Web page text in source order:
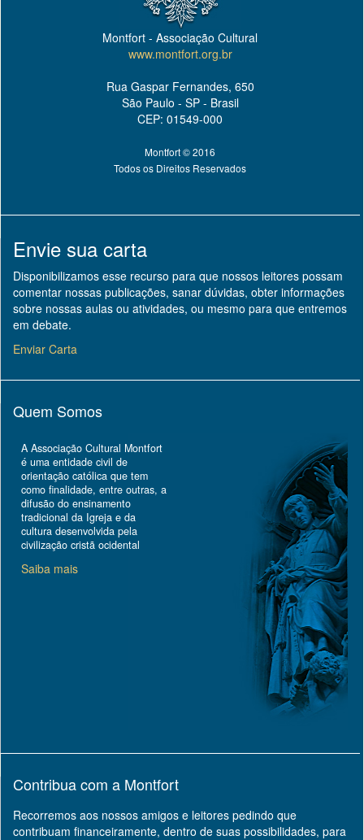
Montfort - Associação Cultural
www.montfort.org.br
Rua Gaspar Fernandes, 650
São Paulo - SP - Brasil
CEP: 01549-000
Montfort © 2016
Todos os Direitos Reservados
Envie sua carta
Disponibilizamos esse recurso para que nossos leitores possam
comentar nossas publicações, sanar dúvidas, obter informações
sobre nossas aulas ou atividades, ou mesmo para que entremos
em debate.
Enviar Carta
Quem Somos
A Associação Cultural Montfort
é uma entidade civil de
orientação católica que tem
como finalidade, entre outras, a
difusão do ensinamento
tradicional da Igreja e da
cultura desenvolvida pela
civilização cristã ocidental
Saiba mais
Contribua com a Montfort
Recorremos aos nossos amigos e leitores pedindo que
contribuam financeiramente, dentro de suas possibilidades, para